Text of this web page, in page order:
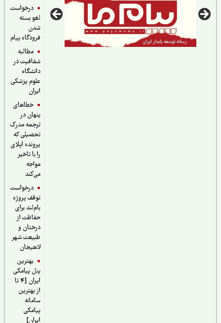
درخواست
لغو بسته
فرودگاه پیام
مطالبه
شفافیت در
دانشگاه
علوم پزشکی
خطاهای
پنهان در
ترجمه مدرک
تحصیلی که
پرونده اپلای
را با تاخیر
درخواست
توقف پروژه
بام‌لند برای
حفاظت از
درختان و
طبیعت شهر
لاهیجان
بهترین
پنل پیامکی
ایران [4 تا
از بهترین
سامانه
پیامکی